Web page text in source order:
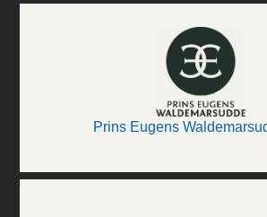
Prins Eugens